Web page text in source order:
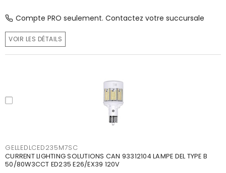
Compte PRO seulement. Contactez votre succursale
VOIR LES DÉTAILS
GELLEDLCED235M7SC
CURRENT LIGHTING SOLUTIONS CAN 93312104 LAMPE DEL TYPE B
50/80W3CCT ED235 E26/EX39 120V